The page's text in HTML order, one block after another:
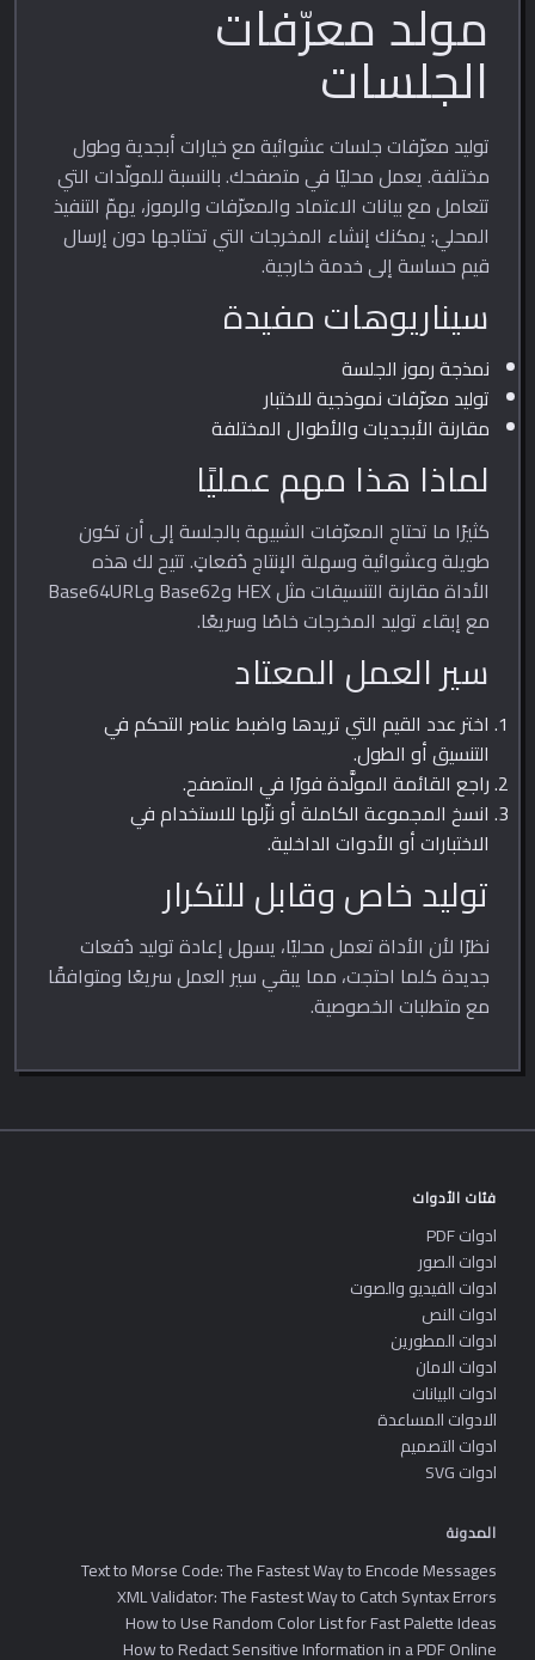
مولد معرّفات
الجلسات
توليد معرّفات جلسات عشوائية مع خيارات أبجدية وطول
مختلفة. يعمل محليًا في متصفحك. بالنسبة للمولّدات التي
تتعامل مع بيانات الاعتماد والمعرّفات والرموز، يهمّ التنفيذ
المحلي: يمكنك إنشاء المخرجات التي تحتاجها دون إرسال
قيم حساسة إلى خدمة خارجية.
سيناريوهات مفيدة
نمذجة رموز الجلسة
توليد معرّفات نموذجية للاختبار
مقارنة الأبجديات والأطوال المختلفة
لماذا هذا مهم عمليًا
كثيرًا ما تحتاج المعرّفات الشبيهة بالجلسة إلى أن تكون
طويلة وعشوائية وسهلة الإنتاج دُفعاتٍ. تتيح لك هذه
الأداة مقارنة التنسيقات مثل HEX وBase62 وBase64URL
مع إبقاء توليد المخرجات خاصًا وسريعًا.
سير العمل المعتاد
اختر عدد القيم التي تريدها واضبط عناصر التحكم في
التنسيق أو الطول.
راجع القائمة المولَّدة فورًا في المتصفح.
انسخ المجموعة الكاملة أو نزّلها للاستخدام في
الاختبارات أو الأدوات الداخلية.
توليد خاص وقابل للتكرار
نظرًا لأن الأداة تعمل محليًا، يسهل إعادة توليد دُفعات
جديدة كلما احتجت، مما يبقي سير العمل سريعًا ومتوافقًا
مع متطلبات الخصوصية.
فئات الأدوات
ادوات PDF
ادوات الصور
ادوات الفيديو والصوت
ادوات النص
ادوات المطورين
ادوات الامان
ادوات البيانات
الادوات المساعدة
ادوات التصميم
ادوات SVG
المدونة
Text to Morse Code: The Fastest Way to Encode Messages
XML Validator: The Fastest Way to Catch Syntax Errors
How to Use Random Color List for Fast Palette Ideas
How to Redact Sensitive Information in a PDF Online